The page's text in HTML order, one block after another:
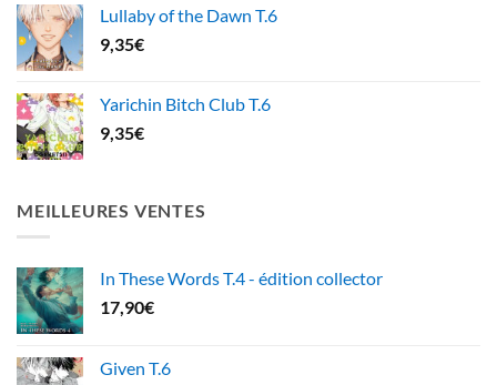
Lullaby of the Dawn T.6
9,35€
Yarichin Bitch Club T.6
9,35€
MEILLEURES VENTES
In These Words T.4 - édition collector
17,90€
Given T.6